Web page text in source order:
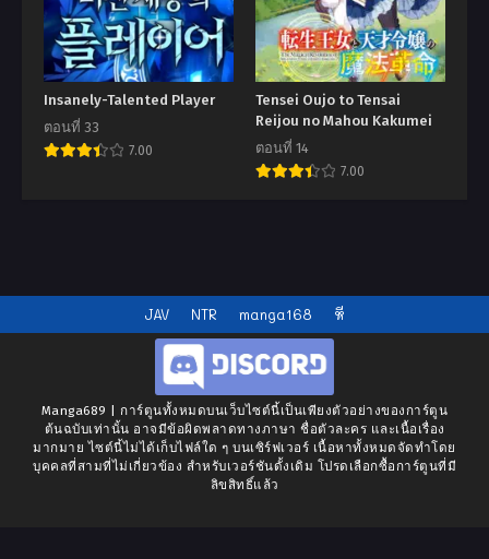
Insanely-Talented Player
ตอนที่ 33
7.00
Tensei Oujo to Tensai
Reijou no Mahou Kakumei
ตอนที่ 14
7.00
JAV NTR manga168 หี
Manga689 | การ์ตูนทั้งหมดบนเว็บไซต์นี้เป็นเพียงตัวอย่างของการ์ตูน
ต้นฉบับเท่านั้น อาจมีข้อผิดพลาดทางภาษา ชื่อตัวละคร และเนื้อเรื่อง
มากมาย ไซต์นี้ไม่ได้เก็บไฟล์ใด ๆ บนเซิร์ฟเวอร์ เนื้อหาทั้งหมดจัดทำโดย
บุคคลที่สามที่ไม่เกี่ยวข้อง สำหรับเวอร์ชันดั้งเดิม โปรดเลือกซื้อการ์ตูนที่มี
ลิขสิทธิ์แล้ว